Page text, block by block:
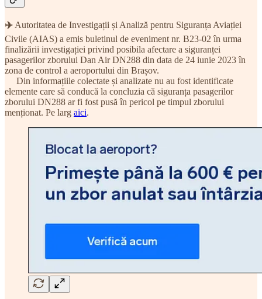
✈️ Autoritatea de Investigații și Analiză pentru Siguranța Aviației
Civile (AIAS) a emis buletinul de eveniment nr. B23-02 în urma
finalizării investigației privind posibila afectare a siguranței
pasagerilor zborului Dan Air DN288 din data de 24 iunie 2023 în
zona de control a aeroportului din Brașov.
Din informațiile colectate și analizate nu au fost identificate
elemente care să conducă la concluzia că siguranța pasagerilor
zborului DN288 ar fi fost pusă în pericol pe timpul zborului
menționat. Pe larg aici.